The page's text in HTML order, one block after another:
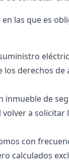
las que es
derechos
inmueble de
a
con
calculados